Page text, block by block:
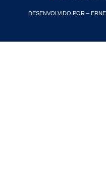
DESENVOLVIDO POR –